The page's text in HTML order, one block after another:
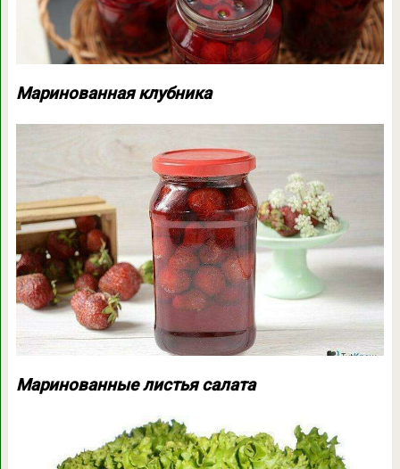
Маринованная клубника
Маринованные листья салата